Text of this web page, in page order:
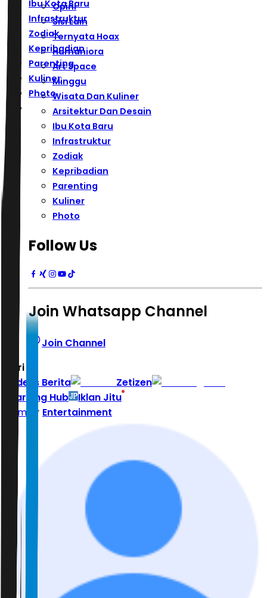
Ibu Kota Baru
Infrastruktur
Zodiak
Kepribadian
Parenting
Kuliner
Photo
Opini
Sisi Lain
Ternyata Hoax
Humaniora
Art Space
Minggu
Wisata Dan Kuliner
Arsitektur Dan Desain
Ibu Kota Baru
Infrastruktur
Zodiak
Kepribadian
Parenting
Kuliner
Photo
Follow Us
Join Whatsapp Channel
Join Channel
Hari ini
Indeks Berita
Zetizen
Learning Hub
Iklan Jitu
Home
Entertainment